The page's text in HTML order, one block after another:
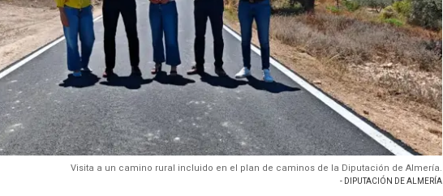
Visita a un camino rural incluido en el plan de caminos de la Diputación de Almería.
- DIPUTACIÓN DE ALMERÍA